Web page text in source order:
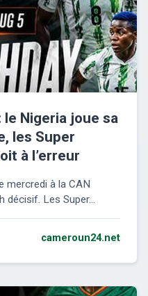
le Nigeria joue sa
les Super
à l’erreur
mercredi à la CAN
Les Super...
cameroun24.net